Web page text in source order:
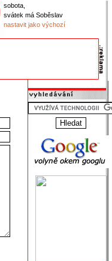
sobota,
svátek má Soběslav
nastavit jako výchozí